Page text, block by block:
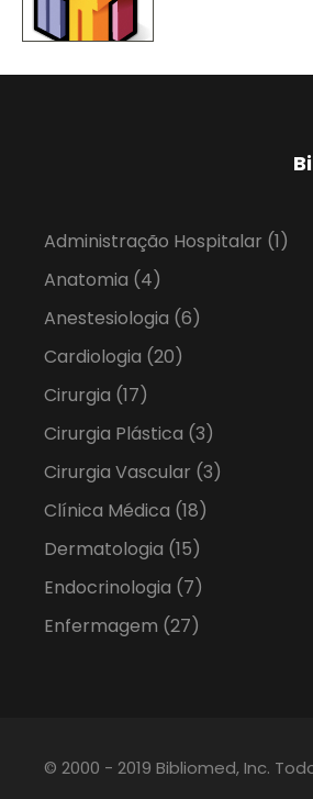
Administração Hospitalar (1)
Anatomia (4)
Anestesiologia (6)
Cardiologia (20)
Cirurgia (17)
Cirurgia Plástica (3)
Cirurgia Vascular (3)
Clínica Médica (18)
Dermatologia (15)
Endocrinologia (7)
Enfermagem (27)
© 2000 - 2019 Bibliomed, Inc.